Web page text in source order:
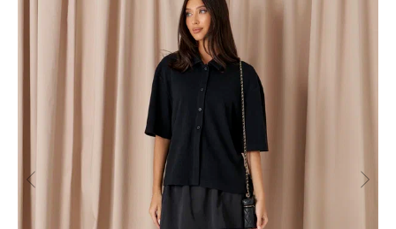
ОФЕРТА
ОПЛАТА / ДОСТАВКА
ВОЗВРАТ